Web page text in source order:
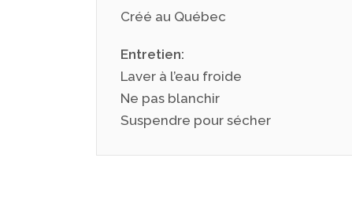
Créé au Québec
Entretien:
Laver à l’eau froide
Ne pas blanchir
Suspendre pour sécher